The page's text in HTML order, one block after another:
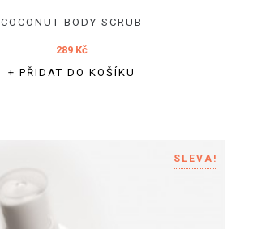
COCONUT BODY SCRUB
289 Kč
+ PŘIDAT DO KOŠÍKU
SLEVA!